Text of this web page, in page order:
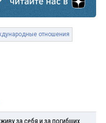
отношения